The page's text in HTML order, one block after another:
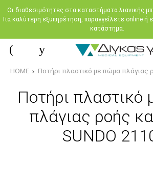
Oι διαθεσιμότητες στα καταστήματα λιανικής
Για καλύτερη εξυπηρέτηση, παραγγείλετε online ή
κατάστημα.
HOME Ποτήρι πλαστικό με πώμα πλάγιας
Ποτήρι
πλάγιας ροής
SUNDO